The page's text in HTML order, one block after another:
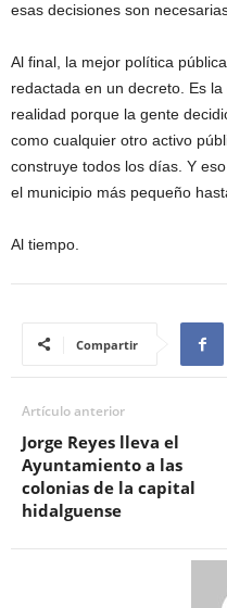
esas decisiones son
Al final, la mejor política
redactada en un decreto. Es
realidad porque la gente
como cualquier otro activo
construye todos los días. Y
el municipio más pequeño
Al tiempo.
Compartir
Artículo anterior
Jorge Reyes lleva el
Ayuntamiento a las
colonias de la capital
hidalguense